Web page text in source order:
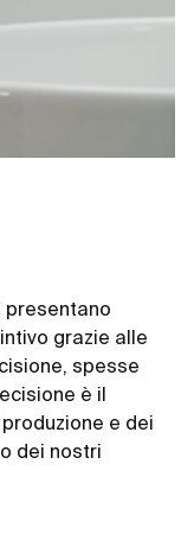
presentano
grazie alle
spesse
è il
e dei
dei nostri